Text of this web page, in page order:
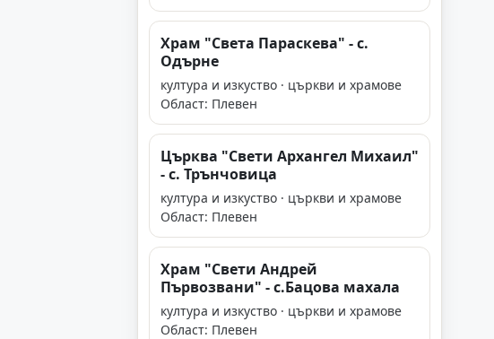
Храм "Света Параскева" - с.
Одърне
култура и изкуство · църкви и храмове
Област: Плевен
Църква "Свети Архангел Михаил"
- с. Трънчовица
култура и изкуство · църкви и храмове
Област: Плевен
Храм "Свети Андрей
Първозвани" - с.Бацова махала
култура и изкуство · църкви и храмове
Област: Плевен